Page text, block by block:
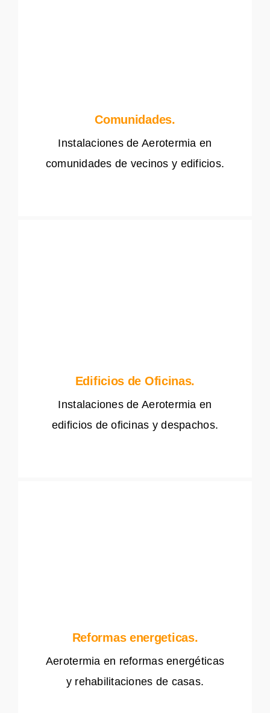
Comunidades.
Instalaciones de Aerotermia en
comunidades de vecinos y edificios.
Edificios de Oficinas.
Instalaciones de Aerotermia en
edificios de oficinas y despachos.
Reformas energeticas.
Aerotermia en reformas energéticas
y rehabilitaciones de casas.